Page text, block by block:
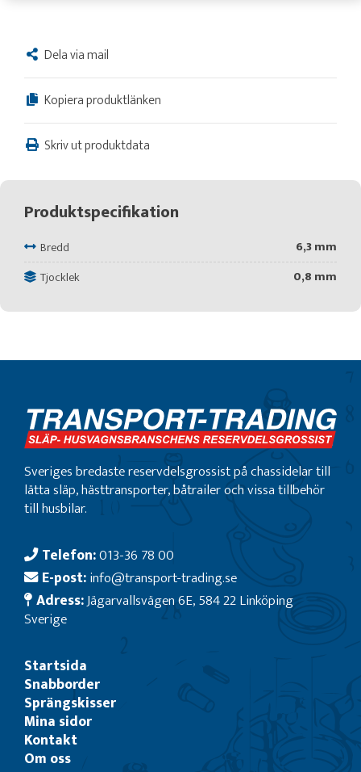
Dela via mail
Kopiera produktlänken
Skriv ut produktdata
Produktspecifikation
Bredd
6,3 mm
Tjocklek
0,8 mm
Sveriges bredaste reservdelsgrossist på chassidelar till
lätta släp, hästtransporter, båtrailer och vissa tillbehör
till husbilar.
Telefon:013-36 78 00
E-post:info@transport-trading.se
Adress:Jägarvallsvägen 6E, 584 22 Linköping
Sverige
Startsida
Snabborder
Sprängskisser
Mina sidor
Kontakt
Om oss